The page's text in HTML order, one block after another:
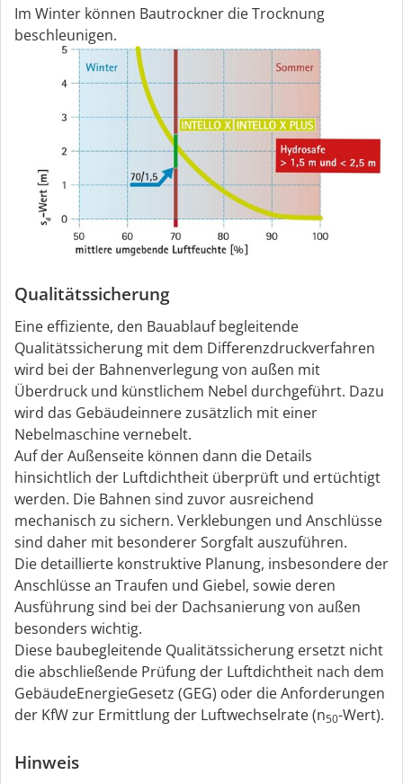
Im Winter können Bautrockner die Trocknung
beschleunigen.
Qualitätssicherung
Eine effiziente, den Bauablauf begleitende
Qualitätssicherung mit dem Differenzdruckverfahren
wird bei der Bahnenverlegung von außen mit
Überdruck und künstlichem Nebel durchgeführt. Dazu
wird das Gebäudeinnere zusätzlich mit einer
Nebelmaschine vernebelt.
Auf der Außenseite können dann die Details
hinsichtlich der Luftdichtheit überprüft und ertüchtigt
werden. Die Bahnen sind zuvor ausreichend
mechanisch zu sichern. Verklebungen und Anschlüsse
sind daher mit besonderer Sorgfalt auszuführen.
Die detaillierte konstruktive Planung, insbesondere der
Anschlüsse an Traufen und Giebel, sowie deren
Ausführung sind bei der Dachsanierung von außen
besonders wichtig.
Diese baubegleitende Qualitätssicherung ersetzt nicht
die abschließende Prüfung der Luftdichtheit nach dem
GebäudeEnergieGesetz (GEG) oder die Anforderungen
der KfW zur Ermittlung der Luftwechselrate (n50-Wert).
Hinweis